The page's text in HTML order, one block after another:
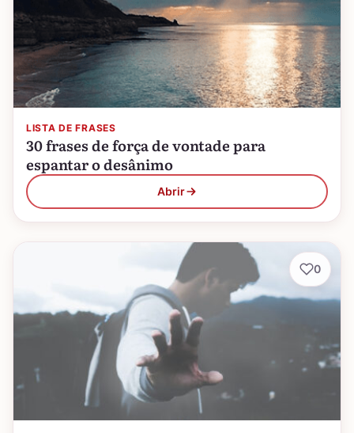
LISTA DE FRASES
30 frases de força de vontade para
espantar o desânimo
Abrir
0